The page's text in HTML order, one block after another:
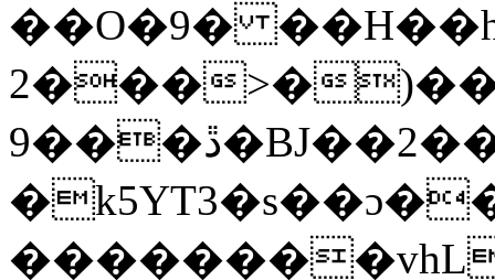
��O�9�
2���>�
9���ڐ�BJ��2��6-StԦ��h�